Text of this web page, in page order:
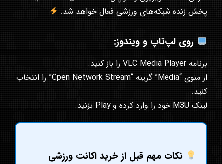
پخش زنده شبکه‌های ورزشی فعال خواهد شد.
روی لپ‌تاپ و ویندوز:
برنامه VLC Media Player را باز کنید.
از منوی “Media” گزینه “Open Network Stream” را انتخاب
کنید.
لینک M3U خود را وارد کرده و Play بزنید.
نکات مهم قبل از خرید اکانت ورزشی